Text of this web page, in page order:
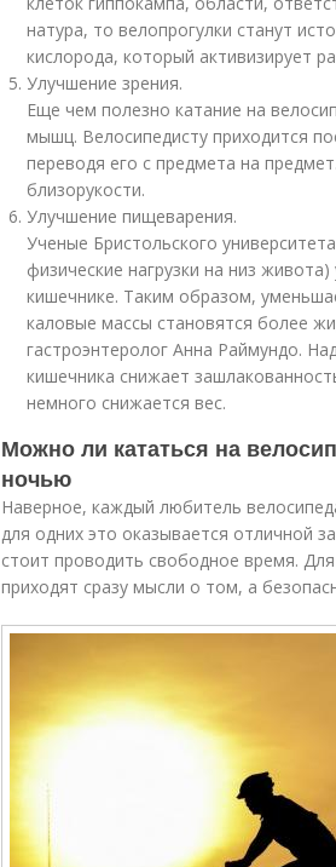
натура, то велопрогулки станут
кислорода, который активизирует
Улучшение зрения.
Еще чем полезно катание на
мышц. Велосипедисту приходится
переводя его с предмета на
близорукости.
Улучшение пищеварения.
Ученые Бристольского
физические нагрузки на низ
кишечнике. Таким образом,
каловые массы становятся более
гастроэнтеролог Анна Раймундо.
кишечника снижает
немного снижается вес.
Можно ли кататься на
ночью
Наверное, каждый любитель
для одних это оказывается отличной
стоит проводить свободное время.
приходят сразу мысли о том, а